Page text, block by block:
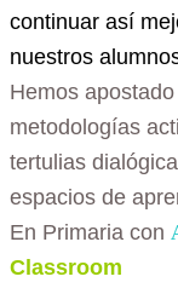
continuar así
nuestros
Hemos
metodologías
tertulias
espacios de
En Primaria con
Classroom